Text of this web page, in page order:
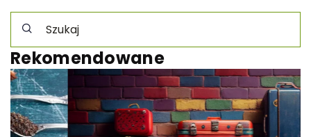
Rekomendowane